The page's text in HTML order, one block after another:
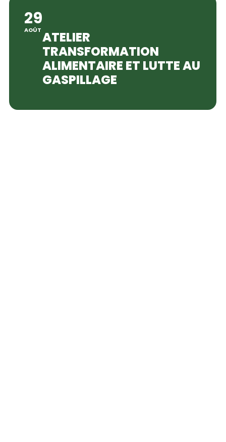
29
AOÛTATELIER
TRANSFORMATION
ALIMENTAIRE ET LUTTE AU
GASPILLAGE